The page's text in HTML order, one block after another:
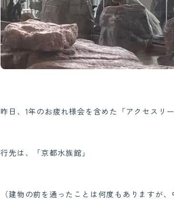
昨日、1年のお疲れ様会を含めた「アクセスリ
行先は、「京都水族館」
（建物の前を通ったことは何度もありますが